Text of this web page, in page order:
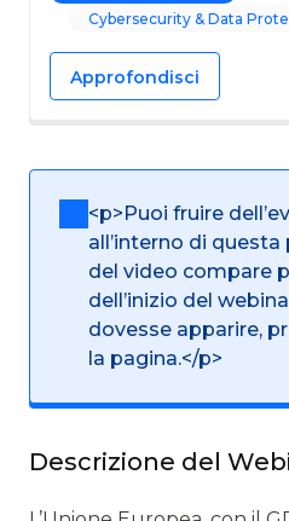
Cybersecurity & Data
Approfondisci
<p>Puoi fruire
all’interno di questa
del video compare
dell’inizio del
dovesse apparire,
la pagina.</p>
Descrizione del